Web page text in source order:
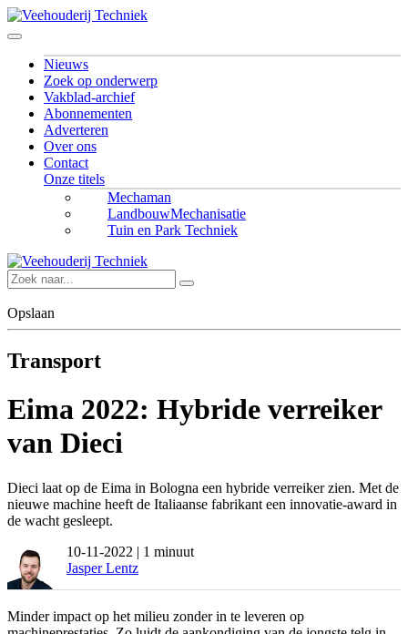
Nieuws
Zoek op onderwerp
Vakblad-archief
Abonnementen
Adverteren
Over ons
Contact
Onze titels
Mechaman
LandbouwMechanisatie
Tuin en Park Techniek
Opslaan
Transport
Eima 2022: Hybride verreiker
van Dieci
Dieci laat op de Eima in Bologna een hybride verreiker zien. Met de
nieuwe machine heeft de Italiaanse fabrikant een innovatie-award in
de wacht gesleept.
10-11-2022 | 1 minuut
Jasper Lentz
Minder impact op het milieu zonder in te leveren op